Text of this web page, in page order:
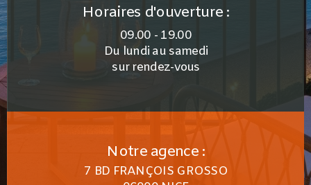
Horaires d'ouverture :
09.00 - 19.00
Du lundi au samedi
sur rendez-vous
Notre agence :
7 BD FRANÇOIS GROSSO